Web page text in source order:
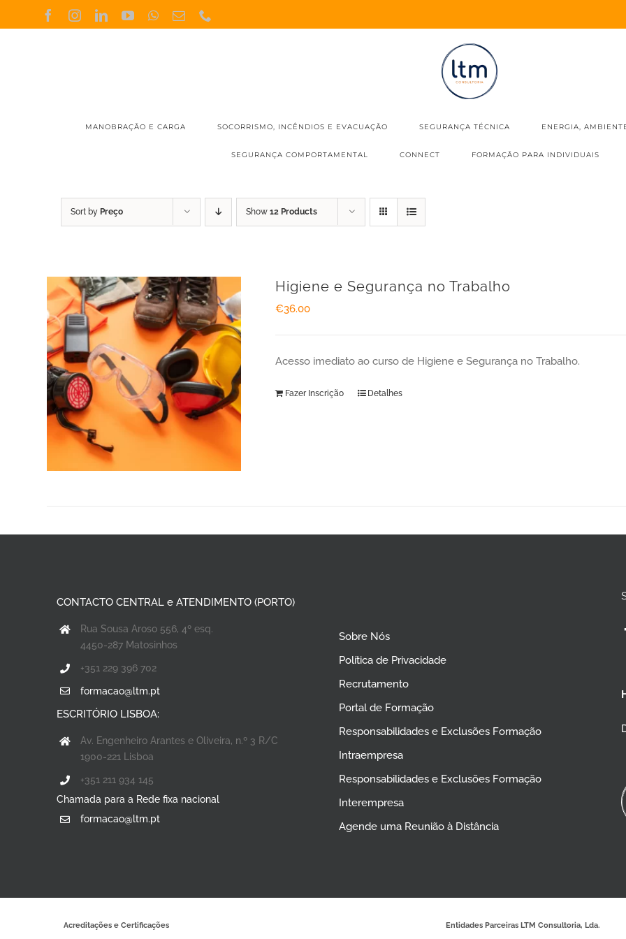
FacebookInstagramLinkedInYouTubeWhatsApp
Email
(necessário
MANOBRAÇÃO E CARGA SOCORRISMO, INCÊNDIOS E EVACUAÇÃO SEGURANÇA TÉCNICA ENERGIA,
SEGURANÇA COMPORTAMENTAL CONNECT FORMAÇÃO PARA INDIVIDUAIS
Sort by Preço Show 12 Products
Higiene e Segurança no Trabalho
€36.00
Acesso imediato ao curso de Higiene e Segurança no Trabalho.
Fazer Inscrição Detalhes
CONTACTO CENTRAL e ATENDIMENTO (PORTO)
Rua Sousa Aroso 556, 4º esq.
4450-287 Matosinhos
+351 229 396 702
formacao@ltm.pt
ESCRITÓRIO LISBOA:
Av. Engenheiro Arantes e Oliveira, n.º 3 R/C
1900-221 Lisboa
+351 211 934 145
Chamada para a Rede fixa nacional
formacao@ltm.pt
Sobre Nós
Política de Privacidade
Recrutamento
Portal de Formação
Responsabilidades e Exclusões Formação
Intraempresa
Responsabilidades e Exclusões Formação
Interempresa
Agende uma Reunião à Distância
Acreditações e Certificações Entidades Parceiras LTM Consultoria, Lda.